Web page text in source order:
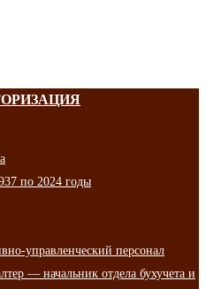
по 2024 годы
управленческий персонал
— начальник отдела бухучета и